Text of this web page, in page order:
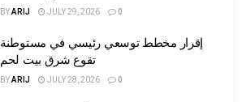
BYARIJ JULY 29, 2026 0
إقرار مخطط توسعي رئيسي في مستوطنة
تقوع شرق بيت لحم
BYARIJ JULY 28, 2026 0